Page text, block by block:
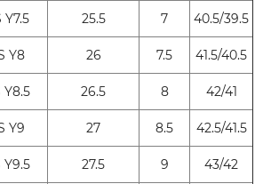
Y7.5 25.5 7
40.5/39.5
Y8 26 7.5
41.5/40.5
Y8.5 26.5 8
42/41
Y9 27 8.5
42.5/41.5
Y9.5 27.5 9
43/42